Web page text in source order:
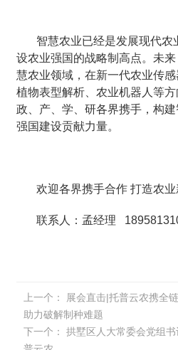
智慧农业已经是发展现代农
设农业强国的战略制高点。未
慧农业领域，在新一代农业传感
植物表型解析、农业机器人等
政、产、学、研各界携手，构
强国建设贡献力量。
欢迎各界携手合作 打造农
联系人：孟经理
上一个：
展会直击|托普云农携全
助力破解制种难题
下一个：
拱墅区人大常委会党组